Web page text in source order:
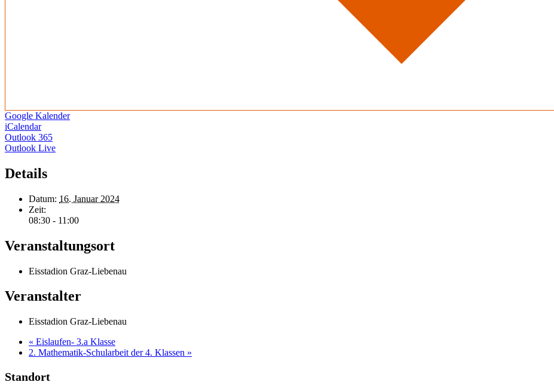
Google Kalender
iCalendar
Outlook 365
Outlook Live
Details
Datum: 16. Januar 2024
Zeit:
08:30 - 11:00
Veranstaltungsort
Eisstadion Graz-Liebenau
Veranstalter
Eisstadion Graz-Liebenau
« Eislaufen- 3.a Klasse
2. Mathematik-Schularbeit der 4. Klassen »
Standort